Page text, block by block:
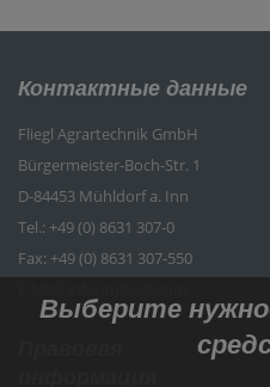
Контактные данные
Fliegl Agrartechnik GmbH
Bürgermeister-Boch-Str. 1
D-84453 Mühldorf a. Inn
Tel.: +49 (0) 8631 307-0
Fax: +49 (0) 8631 307-550
Выберите